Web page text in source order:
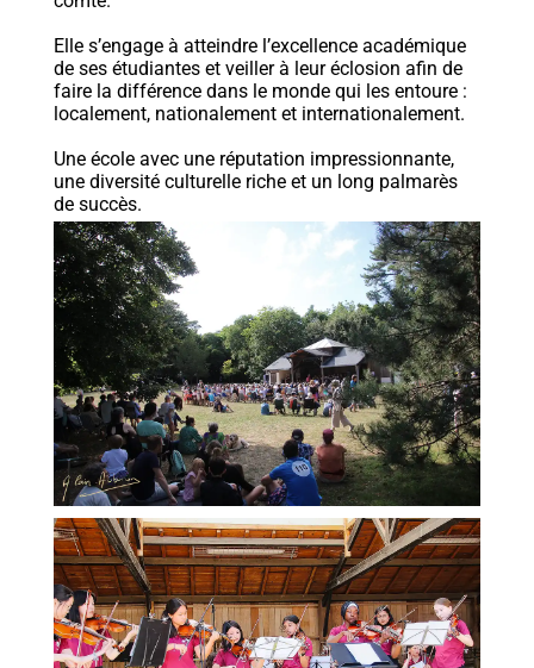
Elle s’engage à atteindre l’excellence académique
de ses étudiantes et veiller à leur éclosion afin de
faire la différence dans le monde qui les entoure :
localement, nationalement et internationalement.
Une école avec une réputation impressionnante,
une diversité culturelle riche et un long palmarès
de succès.